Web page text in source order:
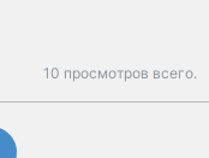
10 просмотров всего.